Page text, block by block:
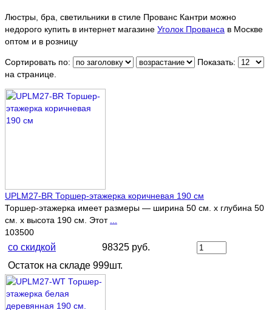
Люстры, бра, светильники в стиле Прованс Кантри можно
недорого купить в интернет магазине Уголок Прованса в Москве
оптом и в розницу
Сортировать по:
Показать:
на странице.
UPLM27-BR Торшер-этажерка коричневая 190 см
Торшер-этажерка имеет размеры — ширина 50 см. х глубина 50
см. x высота 190 см. Этот
103500
со скидкой
98325 руб.
Остаток на складе 999шт.